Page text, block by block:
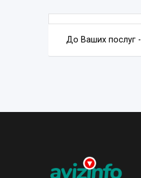
До Ваших послуг -